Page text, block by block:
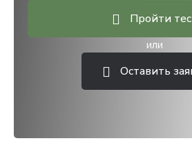
Пройти
или
Оставить